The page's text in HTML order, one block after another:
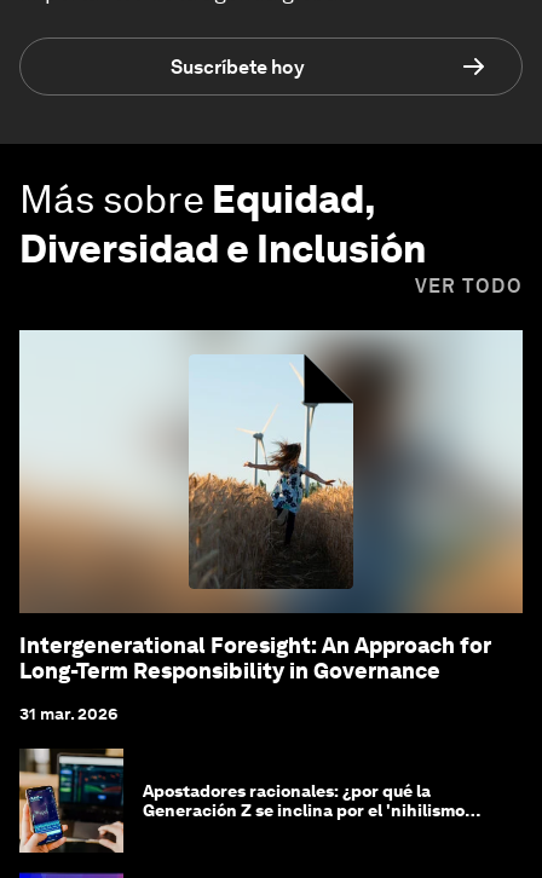
Suscríbete hoy
Más sobre Equidad,
Diversidad e Inclusión
VER TODO
Intergenerational Foresight: An Approach for
Long-Term Responsibility in Governance
31 mar. 2026
Apostadores racionales: ¿por qué la
Generación Z se inclina por el 'nihilismo